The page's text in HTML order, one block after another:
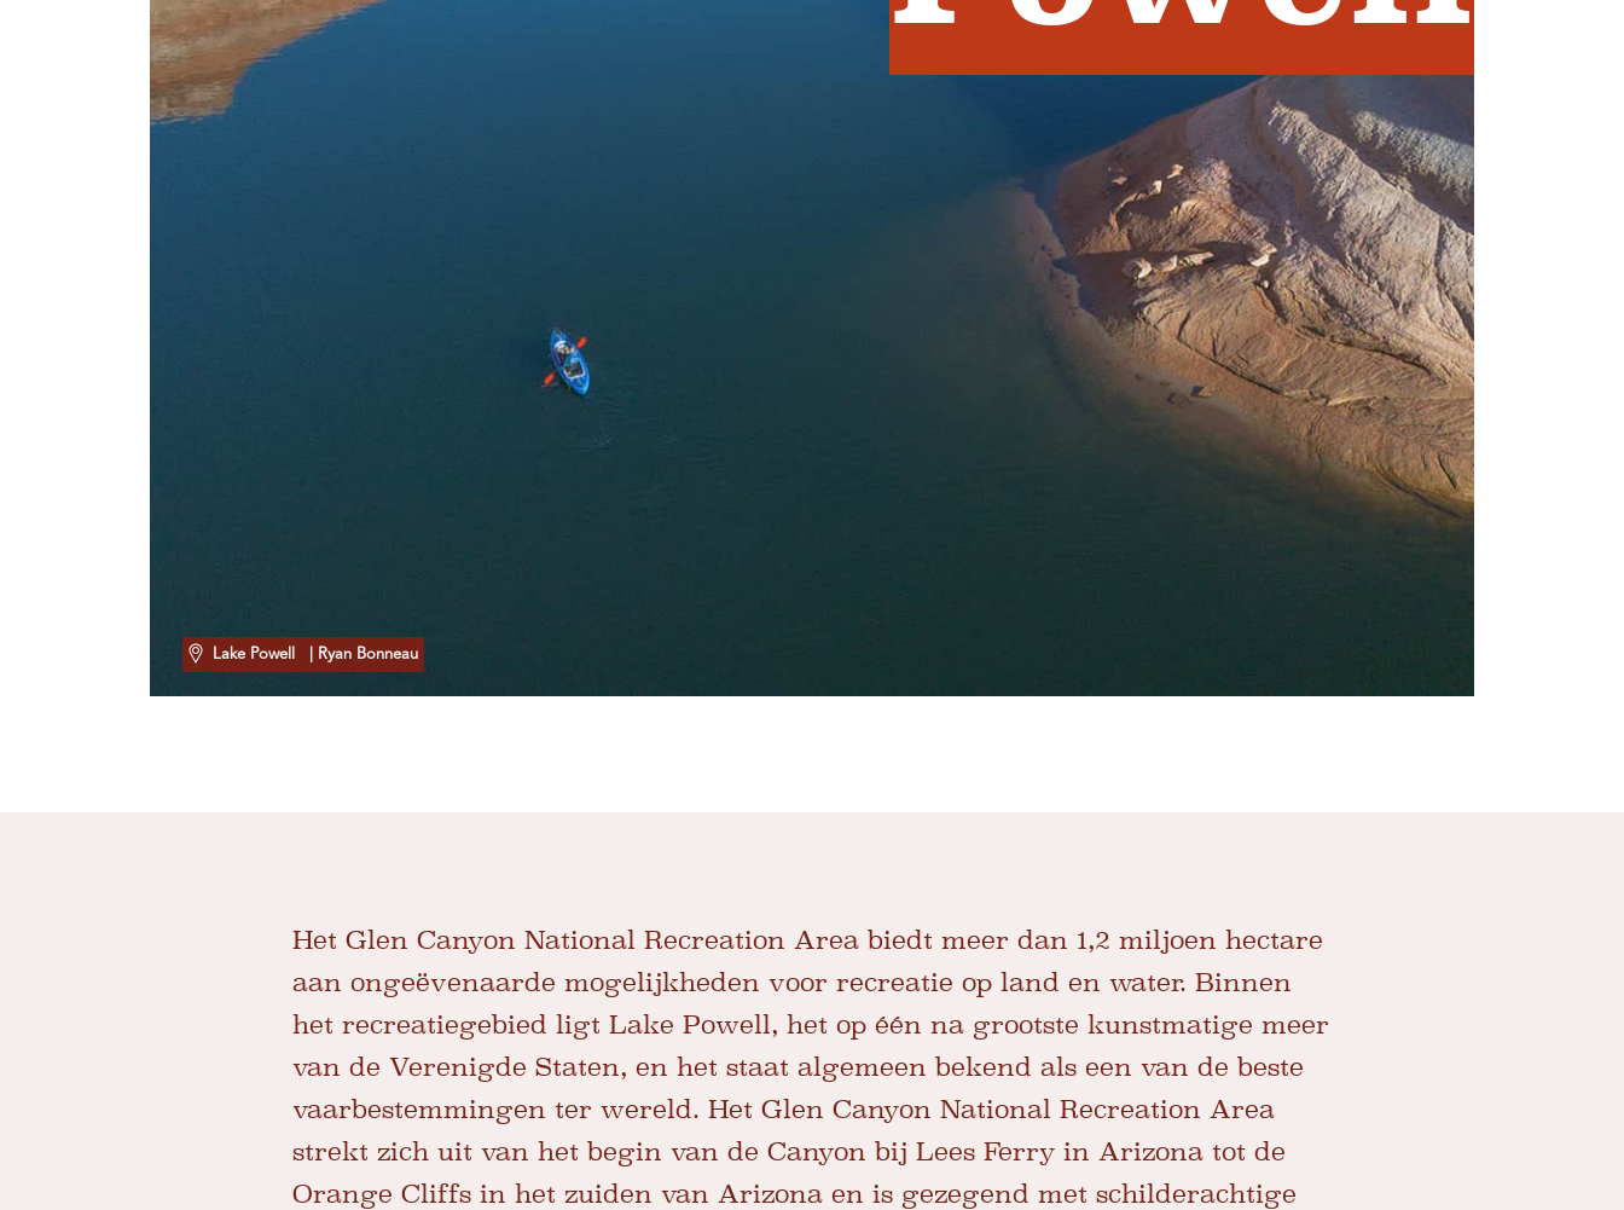
Lake Powell | Ryan Bonneau
Het Glen Canyon National Recreation Area biedt meer dan 1,2 miljoen hectare
aan ongeëvenaarde mogelijkheden voor recreatie op land en water. Binnen
het recreatiegebied ligt Lake Powell, het op één na grootste kunstmatige meer
van de Verenigde Staten, en het staat algemeen bekend als een van de beste
vaarbestemmingen ter wereld. Het Glen Canyon National Recreation Area
strekt zich uit van het begin van de Canyon bij Lees Ferry in Arizona tot de
Orange Cliffs in het zuiden van Arizona en is gezegend met schilderachtige